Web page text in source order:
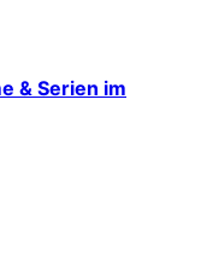
& Serien im